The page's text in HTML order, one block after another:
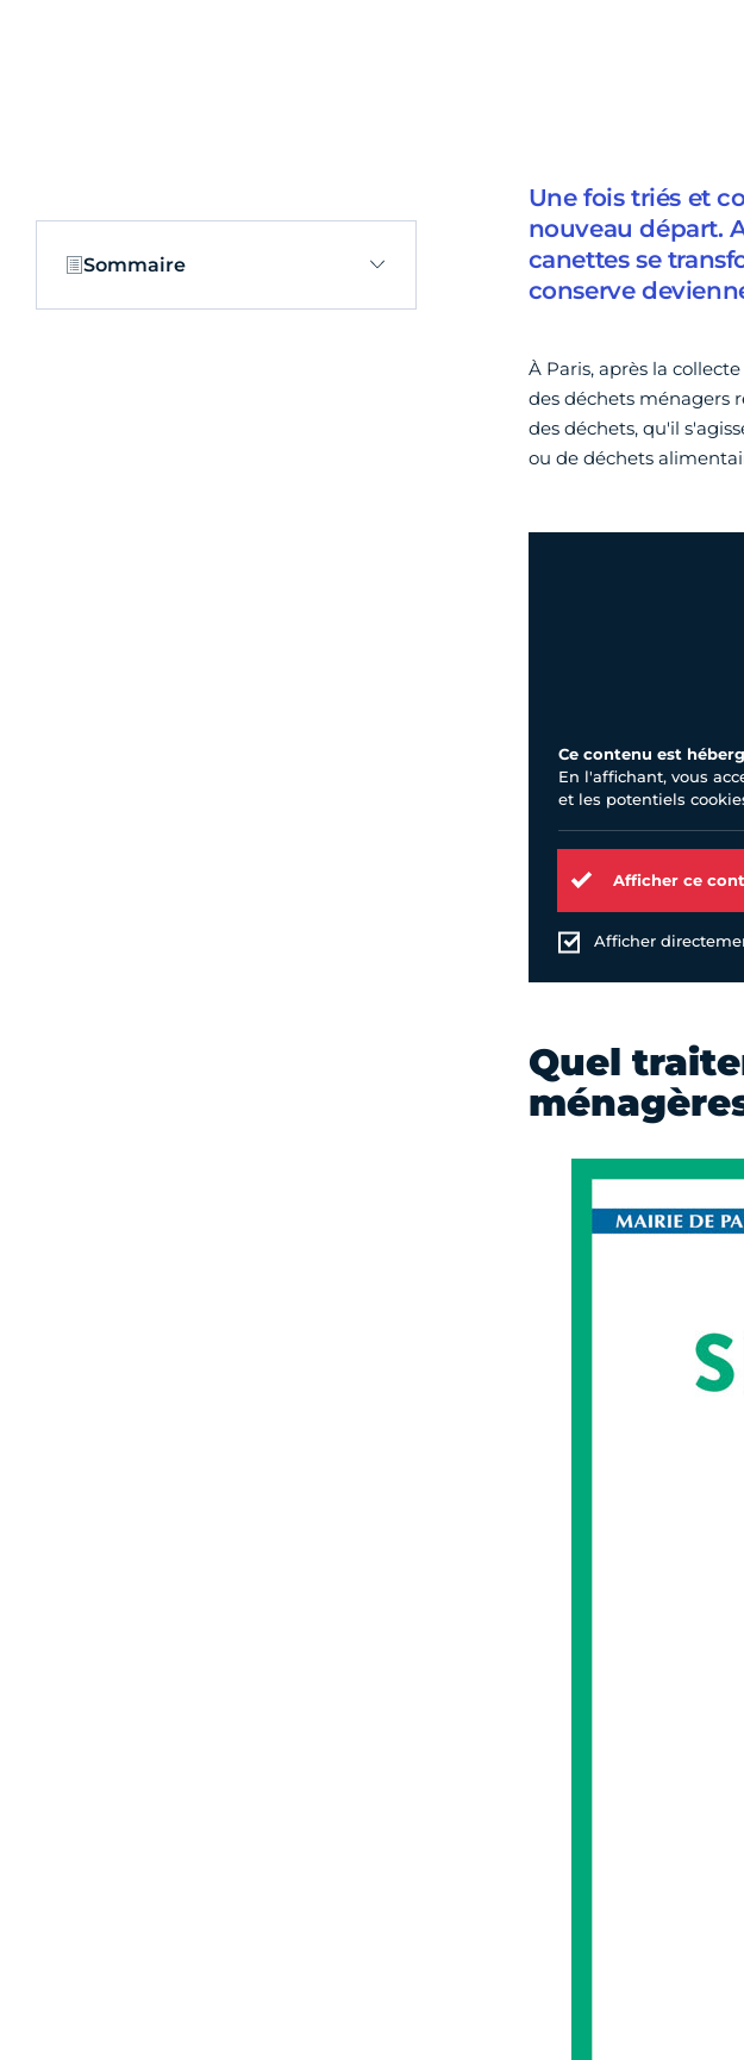
Sommaire
Une fois triés et
nouveau départ.
canettes se
conserve
À Paris, après la
des déchets ménagers
des déchets, qu'il
ou de déchets
Ce contenu est
En l'affichant, vous
et les potentiels
Afficher ce
Afficher
Quel